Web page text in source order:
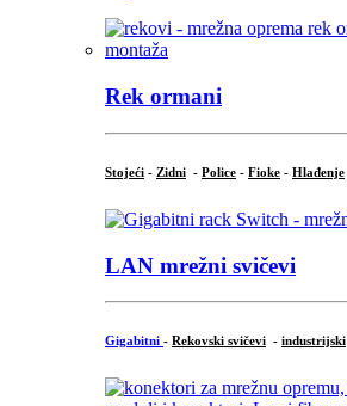
Rek ormani
Stojeći - Zidni - Police - Fioke - Hlađenje
LAN mrežni svičevi
Gigabitni - Rekovski svičevi - industrijski